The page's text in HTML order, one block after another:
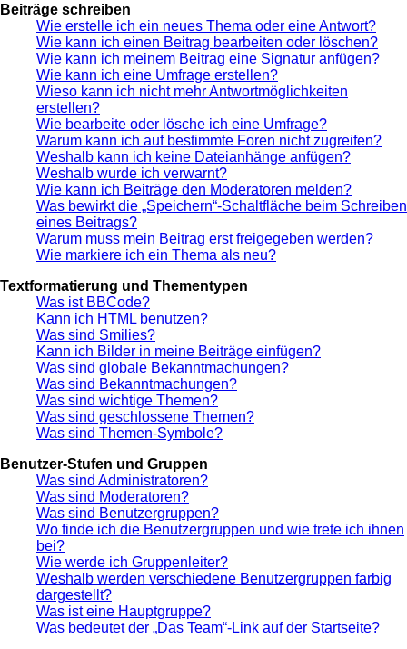
Beiträge schreiben
Wie erstelle ich ein neues Thema oder eine Antwort?
Wie kann ich einen Beitrag bearbeiten oder löschen?
Wie kann ich meinem Beitrag eine Signatur anfügen?
Wie kann ich eine Umfrage erstellen?
Wieso kann ich nicht mehr Antwortmöglichkeiten
erstellen?
Wie bearbeite oder lösche ich eine Umfrage?
Warum kann ich auf bestimmte Foren nicht zugreifen?
Weshalb kann ich keine Dateianhänge anfügen?
Weshalb wurde ich verwarnt?
Wie kann ich Beiträge den Moderatoren melden?
Was bewirkt die „Speichern“-Schaltfläche beim Schreiben
eines Beitrags?
Warum muss mein Beitrag erst freigegeben werden?
Wie markiere ich ein Thema als neu?
Textformatierung und Thementypen
Was ist BBCode?
Kann ich HTML benutzen?
Was sind Smilies?
Kann ich Bilder in meine Beiträge einfügen?
Was sind globale Bekanntmachungen?
Was sind Bekanntmachungen?
Was sind wichtige Themen?
Was sind geschlossene Themen?
Was sind Themen-Symbole?
Benutzer-Stufen und Gruppen
Was sind Administratoren?
Was sind Moderatoren?
Was sind Benutzergruppen?
Wo finde ich die Benutzergruppen und wie trete ich ihnen
bei?
Wie werde ich Gruppenleiter?
Weshalb werden verschiedene Benutzergruppen farbig
dargestellt?
Was ist eine Hauptgruppe?
Was bedeutet der „Das Team“-Link auf der Startseite?